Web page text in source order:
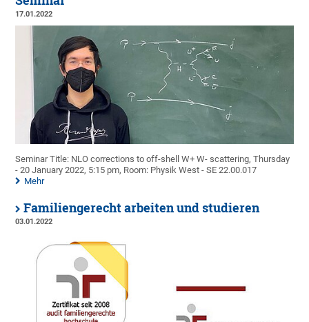
17.01.2022
Seminar Title: NLO corrections to off-shell W+ W- scattering, Thursday
- 20 January 2022, 5:15 pm, Room: Physik West - SE 22.00.017
Mehr
Familiengerecht arbeiten und studieren
03.01.2022